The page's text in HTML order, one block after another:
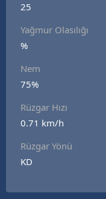
25
Yağmur Olasılığı
%
Nem
75%
Rüzgar Hızı
0.71 km/h
Rüzgar Yönü
KD